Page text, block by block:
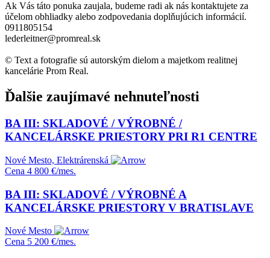
Ak Vás táto ponuka zaujala, budeme radi ak nás kontaktujete za
účelom obhliadky alebo zodpovedania doplňujúcich informácií.
0911805154
lederleitner@promreal.sk
© Text a fotografie sú autorským dielom a majetkom realitnej
kancelárie Prom Real.
Ďalšie zaujímavé nehnuteľnosti
BA III: SKLADOVÉ / VÝROBNÉ /
KANCELÁRSKE PRIESTORY PRI R1 CENTRE
Nové Mesto, Elektrárenská
Cena 4 800 €/mes.
BA III: SKLADOVÉ / VÝROBNÉ A
KANCELÁRSKE PRIESTORY V BRATISLAVE
Nové Mesto
Cena 5 200 €/mes.